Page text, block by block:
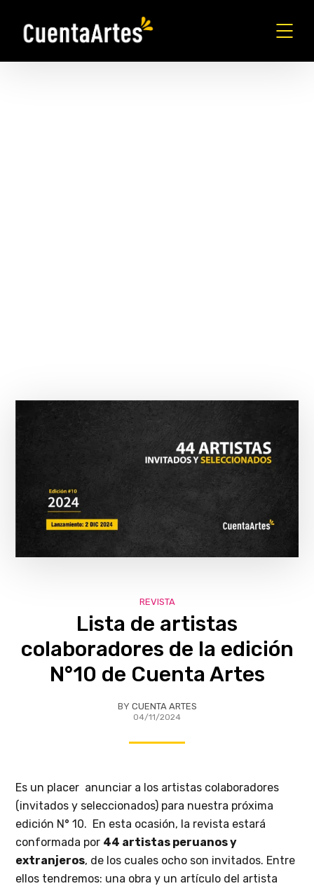
REVISTA
Lista de artistas
colaboradores de la edición
N°10 de Cuenta Artes
BY CUENTA ARTES
04/11/2024
Es un placer anunciar a los artistas colaboradores
(invitados y seleccionados) para nuestra próxima
edición N° 10. En esta ocasión, la revista estará
conformada por 44 artistas peruanos y
extranjeros, de los cuales ocho son invitados. Entre
ellos tendremos: una obra y un artículo del artista